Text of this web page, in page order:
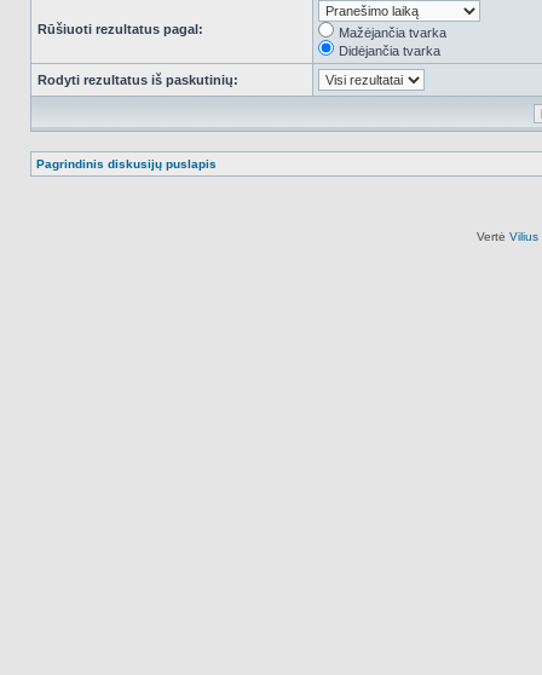
Rūšiuoti rezultatus pagal:
Mažėjančia tvarka
Didėjančia tvarka
Rodyti rezultatus iš paskutinių:
Pagrindinis diskusijų puslapis
Vertė Vilius